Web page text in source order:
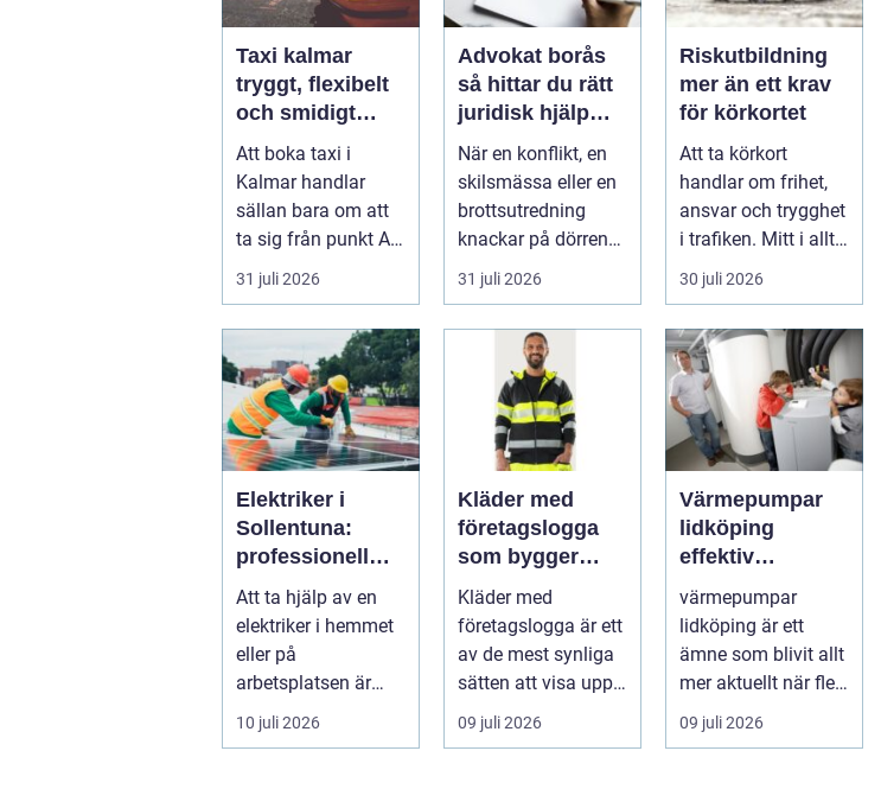
Taxi kalmar
tryggt, flexibelt
och smidigt
genom hela
resan
Att boka taxi i
Kalmar handlar
sällan bara om att
ta sig från punkt A
till punkt B. För
många är res...
31 juli 2026
Advokat borås
så hittar du rätt
juridisk hjälp
när livet
krånglar
När en konflikt, en
skilsmässa eller en
brottsutredning
knackar på dörren
förändras vardagen
snabbt....
31 juli 2026
Riskutbildning
mer än ett krav
för körkortet
Att ta körkort
handlar om frihet,
ansvar och trygghet
i trafiken. Mitt i allt
detta finns
riskutbild...
30 juli 2026
Elektriker i
Sollentuna:
professionell
hjälp när du
behöver det
Att ta hjälp av en
elektriker i hemmet
eller på
arbetsplatsen är
ofta en nödv&a...
10 juli 2026
Kläder med
företagslogga
som bygger
varumärke i
vardagen
Kläder med
företagslogga är ett
av de mest synliga
sätten att visa upp
ett varum...
09 juli 2026
Värmepumpar
lidköping
effektiv
uppvärmning för
hus och
fastigheter
värmepumpar
lidköping är ett
ämne som blivit allt
mer aktuellt när fler
fastighetsägare vill
kombine...
09 juli 2026